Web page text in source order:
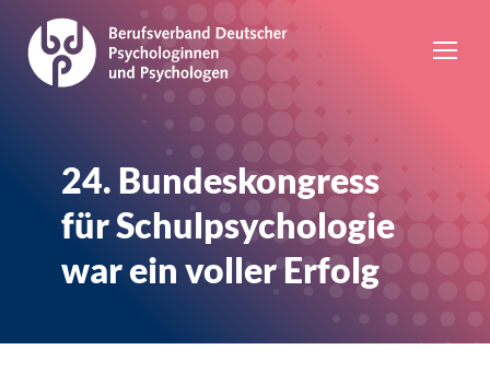
24. Bundeskongress
für Schulpsychologie
war ein voller Erfolg